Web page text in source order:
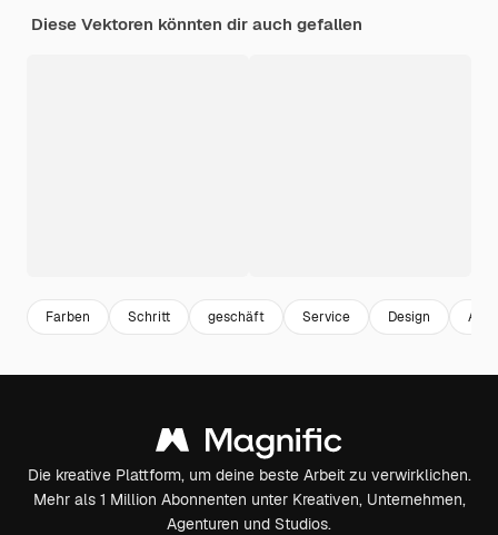
Diese Vektoren könnten dir auch gefallen
Farben Schritt geschäft Service Design
Die kreative Plattform, um deine beste Arbeit zu verwirklichen.
Mehr als 1 Million Abonnenten unter Kreativen, Unternehmen,
Agenturen und Studios.